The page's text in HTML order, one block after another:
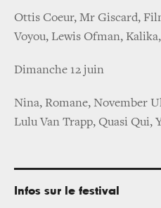
Ottis Coeur, Mr Giscard,
Voyou, Lewis Ofman,
Dimanche 12 juin
Nina, Romane, November
Lulu Van Trapp, Quasi Qui,
Infos sur le festival